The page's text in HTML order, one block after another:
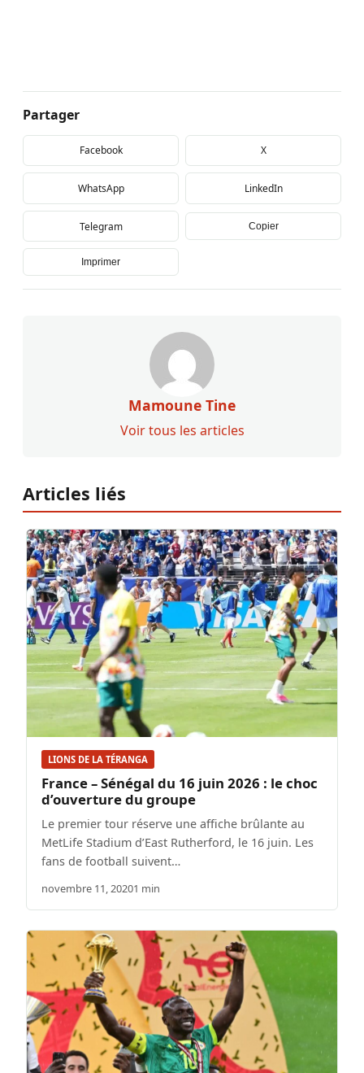
Partager
Facebook X
WhatsApp LinkedIn
Telegram Copier
Imprimer
Mamoune Tine
Voir tous les articles
Articles liés
LIONS DE LA TÉRANGA
France – Sénégal du 16 juin 2026 : le choc
d’ouverture du groupe
Le premier tour réserve une affiche brûlante au
MetLife Stadium d’East Rutherford, le 16 juin. Les
fans de football suivent…
novembre 11, 20201 min